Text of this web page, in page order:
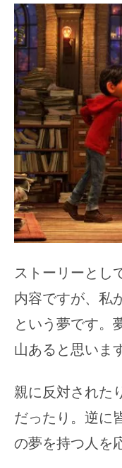
ストーリーとし
内容ですが、私
という夢です。
山あると思いま
親に反対された
だったり。逆に
の夢を持つ人を